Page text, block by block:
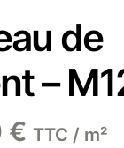
de
–
€ TTC / m²